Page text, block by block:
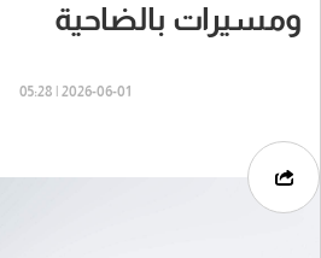
ومسيرات بالضاحية
2026-06-01 | 05:28